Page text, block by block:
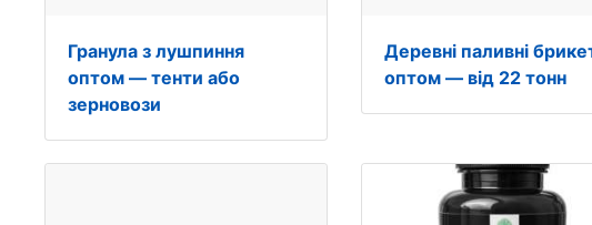
Гранула з лушпиння
оптом — тенти або
зерновози
Деревні паливні
оптом — від 22 тонн